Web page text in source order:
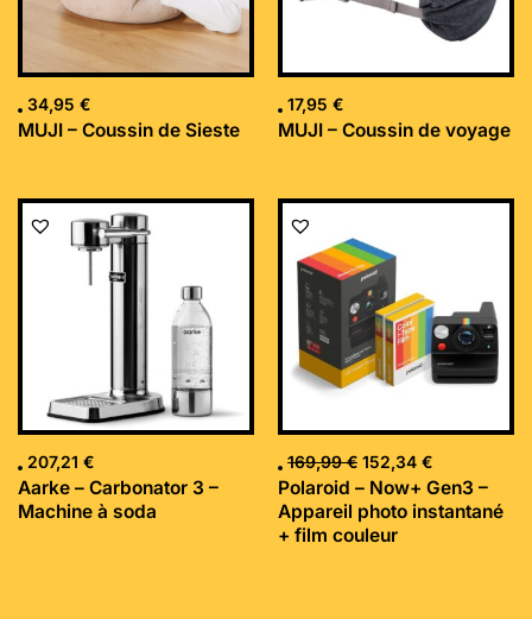
34,95 €
MUJI – Coussin de Sieste
17,95 €
MUJI – Coussin de voyage
207,21 €
Aarke – Carbonator 3 –
Machine à soda
169,99€
Le
initial
était :
169,99 €.
152,34 €
Le
Polaroid – Now+ Gen3 –
Appareil photo instantané
+ film couleur